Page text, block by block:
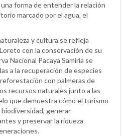
forma de entender la relación
marcado por el agua, el
y cultura se refleja
con la conservación de su
Nacional Pacaya Samiria se
a la recuperación de especies
con palmeras de
recursos naturales junto a las
que demuestra cómo el turismo
generar
y preservar la riqueza